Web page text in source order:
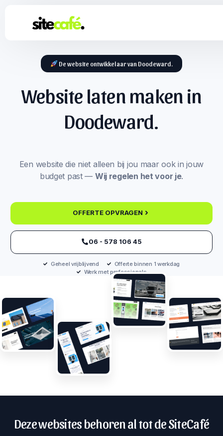
De website ontwikkelaar van Doodeward.
Website laten maken in
Doodeward.
Een website die niet alleen bij jou maar ook in jouw
budget past — Wij regelen het voor je.
OFFERTE OPVRAGEN
‪06 - 578 106 45‬
Geheel vrijblijvend
Offerte binnen 1 werkdag
Werk met professionals
Deze websites behoren al tot de SiteCafé